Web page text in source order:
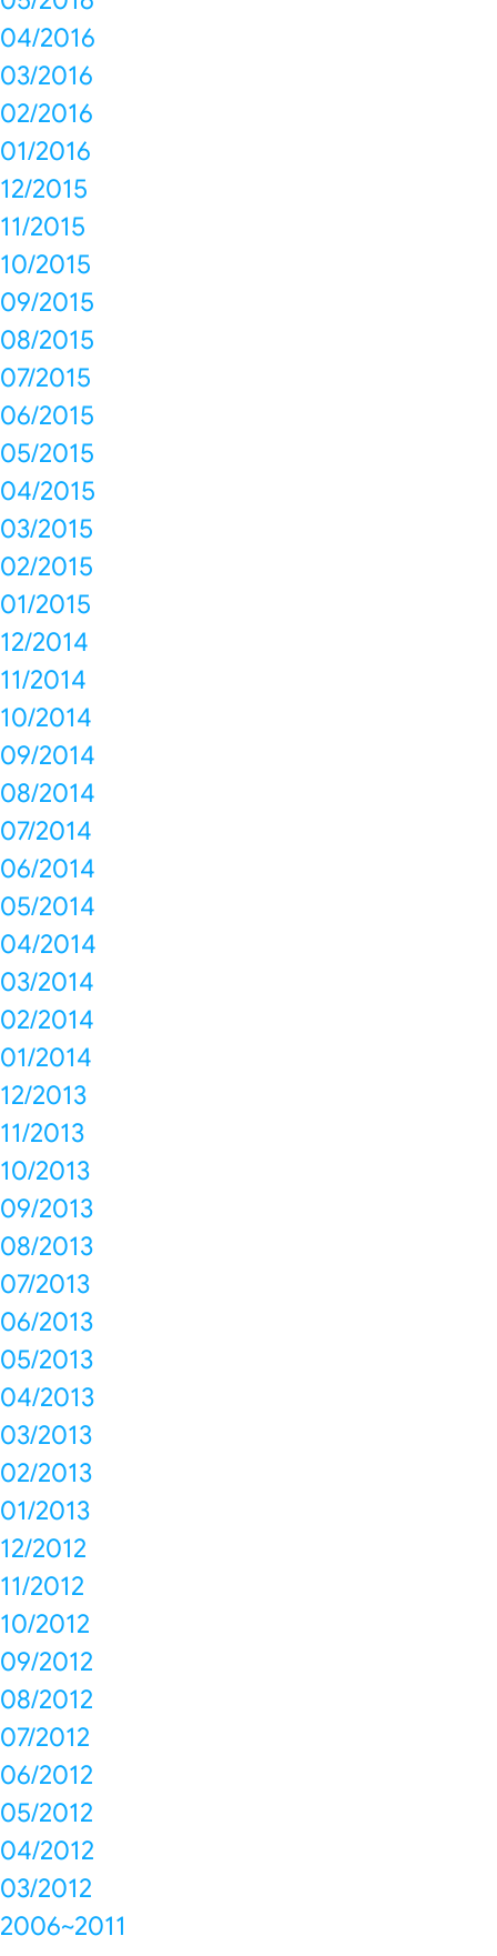
04/2016
03/2016
02/2016
01/2016
12/2015
11/2015
10/2015
09/2015
08/2015
07/2015
06/2015
05/2015
04/2015
03/2015
02/2015
01/2015
12/2014
11/2014
10/2014
09/2014
08/2014
07/2014
06/2014
05/2014
04/2014
03/2014
02/2014
01/2014
12/2013
11/2013
10/2013
09/2013
08/2013
07/2013
06/2013
05/2013
04/2013
03/2013
02/2013
01/2013
12/2012
11/2012
10/2012
09/2012
08/2012
07/2012
06/2012
05/2012
04/2012
03/2012
2006~2011